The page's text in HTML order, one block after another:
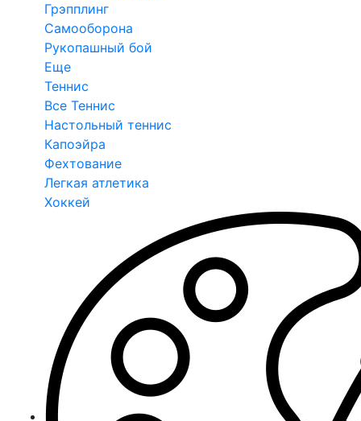
Грэпплинг
Самооборона
Рукопашный бой
Еще
Теннис
Все Теннис
Настольный теннис
Капоэйра
Фехтование
Легкая атлетика
Хоккей